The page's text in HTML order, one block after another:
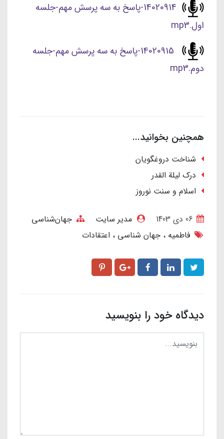
14020914-پاسخ به سه پرسش مهم-جلسه
اول.mp3
14020915-پاسخ به سه پرسش مهم-جلسه
دوم.mp3
همچنین بخوانید...
شناخت دروغگویان
درک لیلة القدر
اسلام و سنت نوروز
مدیر سایت
جهان‌شناسی
فاطمیه
جهان شناسی اعتقادات
دیدگاه خود را بنویسید